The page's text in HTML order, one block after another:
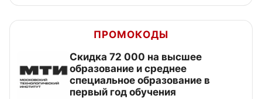
ПРОМОКОДЫ
Скидка 72 000 на высшее
образование и среднее
специальное образование в
первый год обучения